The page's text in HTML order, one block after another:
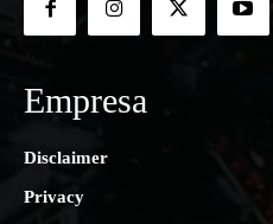
Empresa
Disclaimer
Privacy